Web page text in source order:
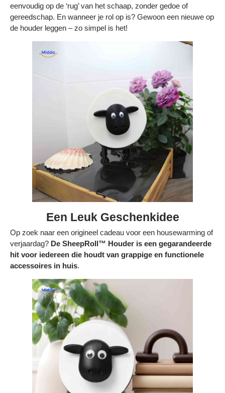
eenvoudig op de ‘rug’ van het schaap, zonder gedoe of
gereedschap. En wanneer je rol op is? Gewoon een nieuwe op
de houder leggen – zo simpel is het!
Een Leuk Geschenkidee
Op zoek naar een origineel cadeau voor een housewarming of
verjaardag? De SheepRoll™ Houder is een gegarandeerde
hit voor iedereen die houdt van grappige en functionele
accessoires in huis.